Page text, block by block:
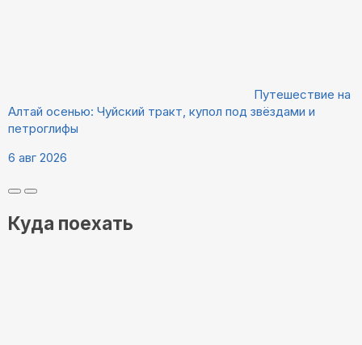
Путешествие на
Алтай осенью: Чуйский тракт, купол под звёздами и
петроглифы
6 авг 2026
Куда поехать